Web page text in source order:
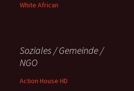
White African
Soziales / Gemeinde /
NGO
Action House HD